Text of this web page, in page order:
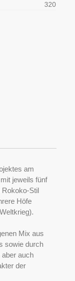
320
am
jeweils fünf
Rokoko-Stil
Höfe
Mix aus
sowie durch
auch
der